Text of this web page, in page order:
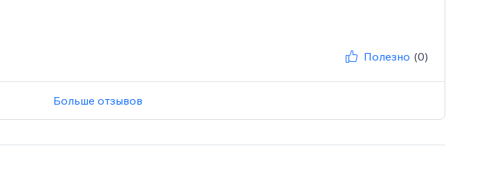
Полезно (0)
Больше отзывов